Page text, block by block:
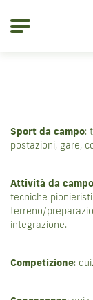
PER
RICETTE
IDEE DI
Sport da campo:
postazioni, gare,
Attività da campo
tecniche
terreno/
integrazione.
Competizione: